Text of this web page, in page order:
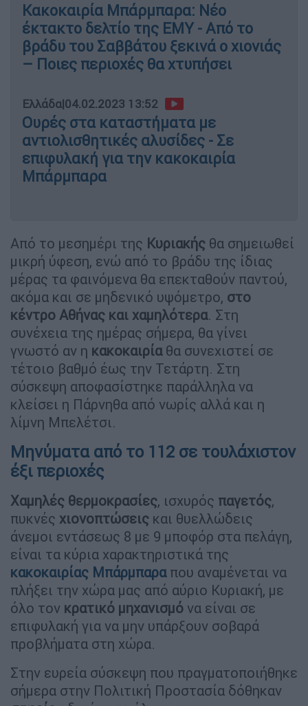
Κακοκαιρία Μπάρμπαρα: Νέο
έκτακτο δελτίο της ΕΜΥ - Από το
βράδυ του Σαββάτου ξεκινά ο χιονιάς
– Ποιες περιοχές θα χτυπήσει
Ελλάδα|04.02.2023 13:52
Ουρές στα καταστήματα με
αντιολισθητικές αλυσίδες - Σε
επιφυλακή για την κακοκαιρία
Μπάρμπαρα
Από το μεσημέρι της Κυριακής θα σημειωθεί
μικρή ύφεση, ενώ από το βράδυ της ίδιας
μέρας τα φαινόμενα θα επεκταθούν παντού,
ακόμα και σε μηδενικό υψόμετρο, στο
κέντρο Αθήνας και χαμηλότερα. Στη
συνέχεια της ημέρας σήμερα, θα γίνει
γνωστό αν η κακοκαιρίαθα συνεχιστεί σε
τέτοιο βαθμό έως την Τετάρτη. Στη
σύσκεψη αποφασίστηκε παράλληλα να
κλείσει η Πάρνηθα από νωρίς αλλά και η
λίμνη Μπελέτσι.
Μηνύματα από το 112 σε τουλάχιστον
έξι περιοχές
Χαμηλές θερμοκρασίες, ισχυρός παγετός,
πυκνές χιονοπτώσεις και θυελλώδεις
άνεμοι εντάσεως 8 με 9 μποφόρ στα πελάγη,
είναι τα κύρια χαρακτηριστικά της
κακοκαιρίας Μπάρμπαραπου αναμένεται να
πλήξει την χώρα μας από αύριο Κυριακή, με
όλο τον κρατικό μηχανισμό να είναι σε
επιφυλακή για να μην υπάρξουν σοβαρά
προβλήματα στη χώρα.
Στην ευρεία σύσκεψη που πραγματοποιήθηκε
σήμερα στην Πολιτική Προστασία δόθηκαν